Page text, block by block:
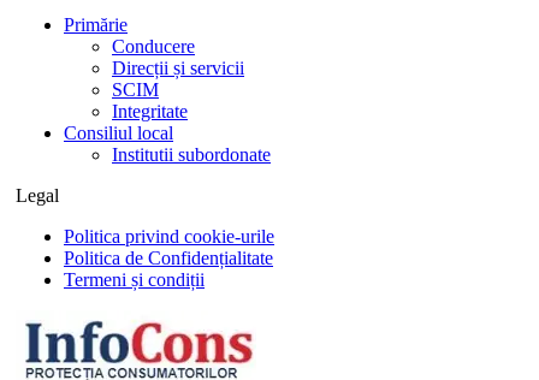
Primărie
Conducere
Direcții și servicii
SCIM
Integritate
Consiliul local
Institutii subordonate
Legal
Politica privind cookie-urile
Politica de Confidențialitate
Termeni și condiții